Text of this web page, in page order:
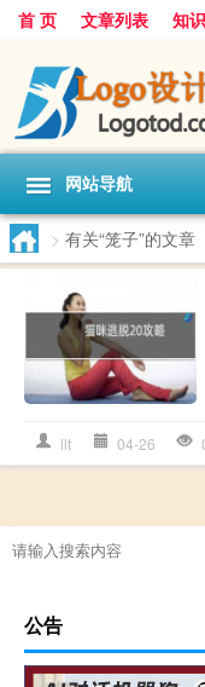
首 页 文章列表 知
网站导航
> 有关“笼子”的文章
llt 04-26
公告